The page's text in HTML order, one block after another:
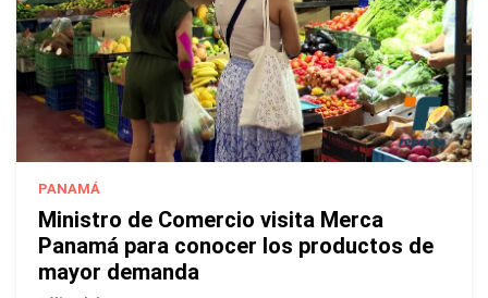
PANAMÁ
Ministro de Comercio visita Merca
Panamá para conocer los productos de
mayor demanda